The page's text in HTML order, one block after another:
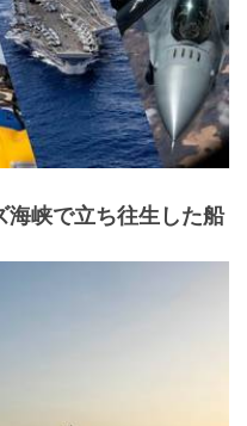
海峡で立ち往生した船